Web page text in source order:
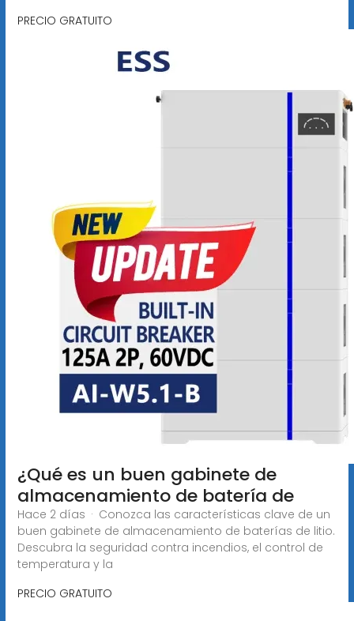
PRECIO GRATUITO
¿Qué es un buen gabinete de
almacenamiento de batería de
Hace 2 días · Conozca las características clave de un
buen gabinete de almacenamiento de baterías de litio.
Descubra la seguridad contra incendios, el control de
temperatura y la
PRECIO GRATUITO